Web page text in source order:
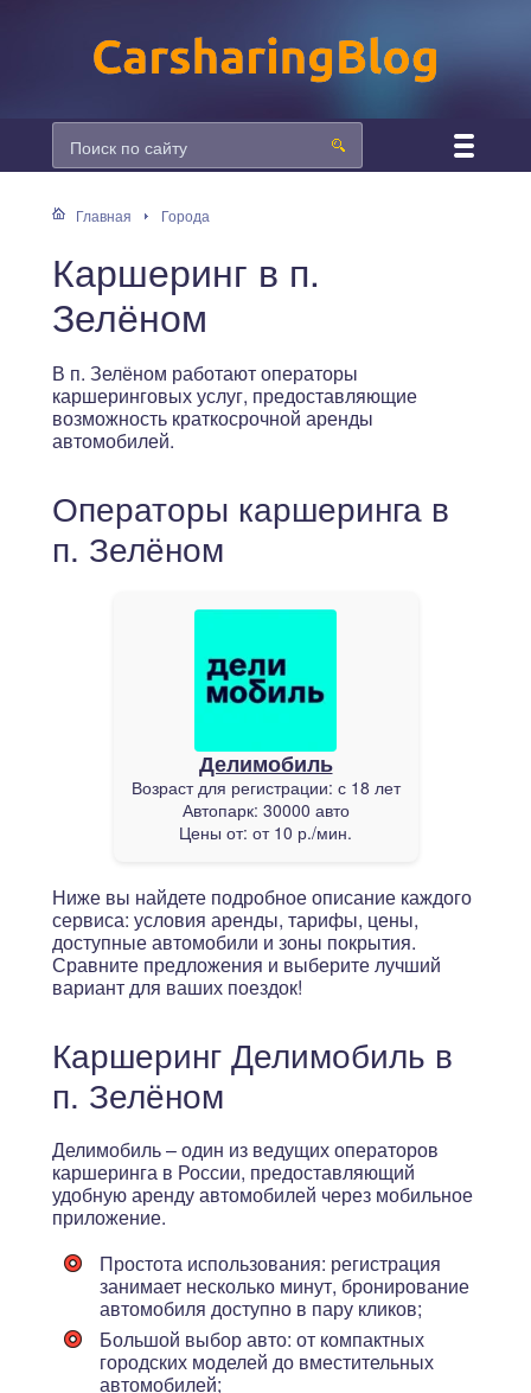
Главная Города
Каршеринг в п.
Зелёном
В п. Зелёном работают операторы
каршеринговых услуг, предоставляющие
возможность краткосрочной аренды
автомобилей.
Операторы каршеринга в
п. Зелёном
Делимобиль
Возраст для регистрации: с 18 лет
Автопарк: 30000 авто
Цены от: от 10 р./мин.
Ниже вы найдете подробное описание каждого
сервиса: условия аренды, тарифы, цены,
доступные автомобили и зоны покрытия.
Сравните предложения и выберите лучший
вариант для ваших поездок!
Каршеринг Делимобиль в
п. Зелёном
Делимобиль – один из ведущих операторов
каршеринга в России, предоставляющий
удобную аренду автомобилей через мобильное
приложение.
Простота использования: регистрация
занимает несколько минут, бронирование
автомобиля доступно в пару кликов;
Большой выбор авто: от компактных
городских моделей до вместительных
автомобилей;